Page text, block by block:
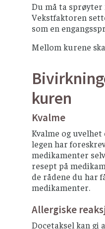
Du må ta
Vekstfaktoren
som en
Mellom kurene
kuren
Kvalme
Kvalme og
legen har
medikamenter
resept på
de rådene du har
medikamenter.
Allergiske
Docetaksel kan gi